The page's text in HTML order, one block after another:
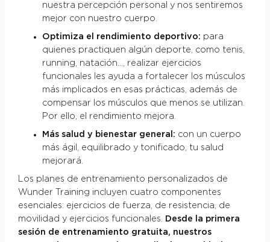
nuestra percepción personal y nos sentiremos
mejor con nuestro cuerpo.
Optimiza el rendimiento deportivo: para
quienes practiquen algún deporte, como tenis,
running, natación…, realizar ejercicios
funcionales les ayuda a fortalecer los músculos
más implicados en esas prácticas, además de
compensar los músculos que menos se utilizan.
Por ello, el rendimiento mejora.
Más salud y bienestar general: con un cuerpo
más ágil, equilibrado y tonificado, tu salud
mejorará.
Los planes de entrenamiento personalizados de
Wunder Training incluyen cuatro componentes
esenciales: ejercicios de fuerza, de resistencia, de
movilidad y ejercicios funcionales. Desde la primera
sesión de entrenamiento gratuita, nuestros